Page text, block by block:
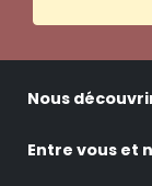
Nous
Entre vous et